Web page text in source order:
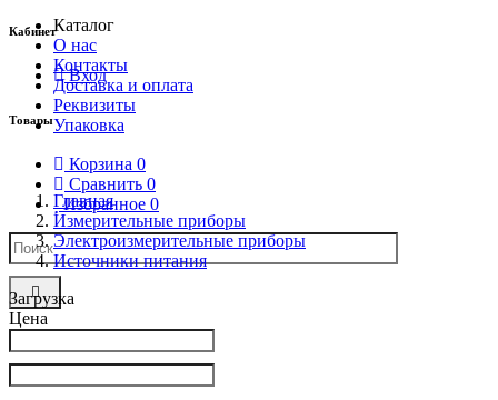
Кабинет
Вход
Товары
Корзина 0
Сравнить 0
Избранное 0
Написать в Телеграм
Каталог
О нас
Контакты
Доставка и оплата
Реквизиты
Упаковка
Главная
Измерительные приборы
Электроизмерительные приборы
Источники питания
Загрузка
Цена